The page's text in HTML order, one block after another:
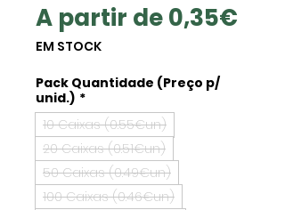
A partir de0,35€
EM STOCK
Pack Quantidade (Preço p/
unid.) *
10 Caixas (0.55€un)
20 Caixas (0.51€un)
50 Caixas (0.49€un)
100 Caixas (0.46€un)